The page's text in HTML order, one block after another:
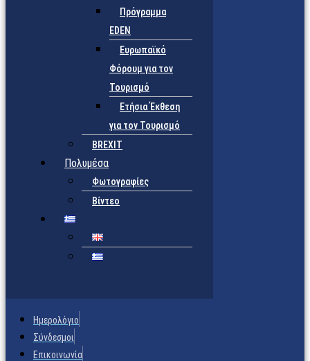
Πρόγραμμα
EDEN
Ευρωπαϊκό
Φόρουμ για τον
Τουρισμό
Ετήσια Έκθεση
για τον Τουρισμό
BREXIT
Πολυμέσα
Φωτογραφίες
Βίντεο
Ημερολόγιο
Σύνδεσμοι
Επικοινωνία